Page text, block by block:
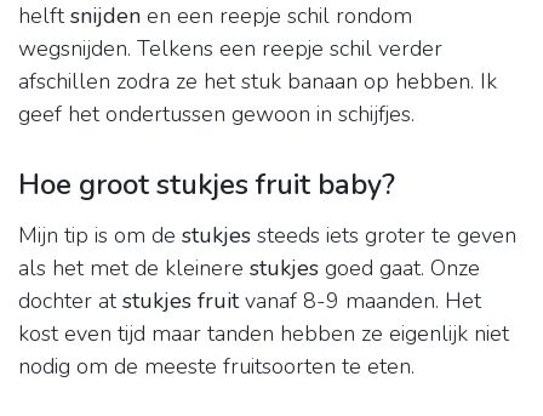
helftsnijden en een reepje schil rondom
wegsnijden. Telkens een reepje schil verder
afschillen zodra ze het stuk banaan op hebben. Ik
geef het ondertussen gewoon in schijfjes.
Hoe groot stukjes fruit baby?
Mijn tip is om de stukjes steeds iets groter te geven
als het met de kleinere stukjes goed gaat. Onze
dochter atstukjes fruitvanaf 8-9 maanden. Het
kost even tijd maar tanden hebben ze eigenlijk niet
nodig om de meeste fruitsoorten te eten.